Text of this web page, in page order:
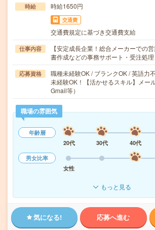
時給 時給1650円
交通費
交通費規定に基づき交通費支給
仕事内容
【安定成長企業！総合メーカーでの
書作成などの事務サポート・受注処
応募資格
職種未経験OK / ブランクOK / 英語力
未経験OK！【活かせるスキル】メー
Gmail等）
職場の雰囲気
年齢層
20代
30代 40代
男女比率
女性
もっと見る
気になる! 応募へ進む